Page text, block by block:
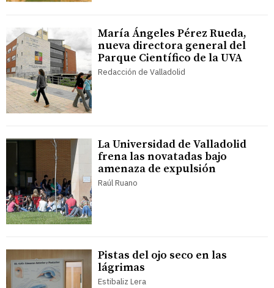
María Ángeles Pérez Rueda,
nueva directora general del
Parque Científico de la UVA
Redacción de Valladolid
La Universidad de Valladolid
frena las novatadas bajo
amenaza de expulsión
Raúl Ruano
Pistas del ojo seco en las
lágrimas
Estibaliz Lera